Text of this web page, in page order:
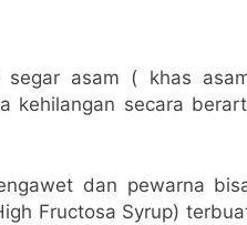
asam ( khas
kehilangan secara
dan pewarna
Fructosa Syrup)